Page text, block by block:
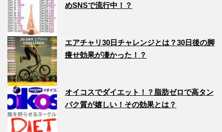
めSNSで流行中！？
エアチャリ30日チャレンジとは？30日後の脚
痩せ効果が凄かった！？
オイコスでダイエット！？脂肪ゼロで高タン
パク質が嬉しい！その効果とは？